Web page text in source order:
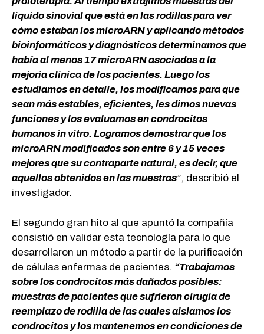
líquido sinovial que está en las rodillas para ver
cómo estaban los microARN y aplicando métodos
bioinformáticos y diagnósticos determinamos que
había al menos 17 microARN asociados a la
mejoría clínica de los pacientes. Luego los
estudiamos en detalle, los modificamos para que
sean más estables, eficientes, les dimos nuevas
funciones y los evaluamos en condrocitos
humanos in vitro. Logramos demostrar que los
microARN modificados son entre 6 y 15 veces
mejores que su contraparte natural, es decir, que
aquellos obtenidos en las muestras”, describió el
investigador.
El segundo gran hito al que apuntó la compañía
consistió en validar esta tecnología para lo que
desarrollaron un método a partir de la purificación
de células enfermas de pacientes. “Trabajamos
sobre los condrocitos más dañados posibles:
muestras de pacientes que sufrieron cirugía de
reemplazo de rodilla de las cuales aislamos los
condrocitos y los mantenemos en condiciones de